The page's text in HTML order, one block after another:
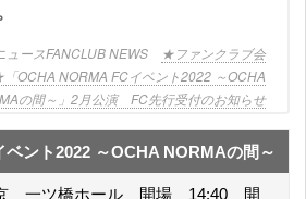
ュースFANCLUB NEWS
★ファンクラブ会
OCHA NORMA FCイベント2022 ～OCHA
の間～」2月公演 FC先行受付のお知らせ
ント2022 ～OCHA NORMAの間～
一ツ橋ホール 開場 14:40 開